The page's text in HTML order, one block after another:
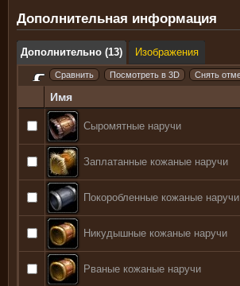
Дополнительная информация
Дополнительно (13) Изображения
Имя
Сыромятные наручи
Заплатанные кожаные наручи
Покоробленные кожаные наручи
Никудышные кожаные наручи
Рваные кожаные наручи